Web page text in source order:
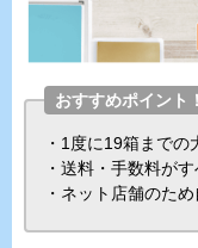
おすすめポイント！
・1度に19箱までの
・送料・手数料が
・ネット店舗のた